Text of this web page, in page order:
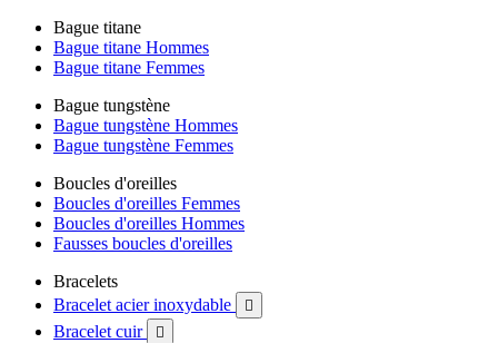
Bague titane
Bague titane Hommes
Bague titane Femmes
Bague tungstène
Bague tungstène Hommes
Bague tungstène Femmes
Boucles d'oreilles
Boucles d'oreilles Femmes
Boucles d'oreilles Hommes
Fausses boucles d'oreilles
Bracelets
Bracelet acier inoxydable

Bracelet cuir 